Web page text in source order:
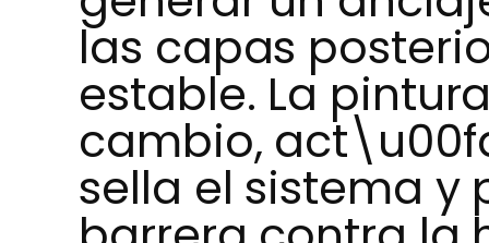
las capas
estable. La
cambio,
sella el sistema y